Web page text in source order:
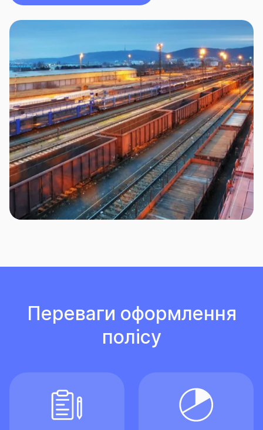
Переваги оформлення
полісу